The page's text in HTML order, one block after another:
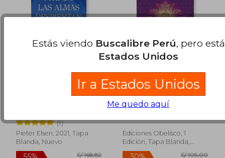
55% 55%
Pasadas y a la Vida
Entre Vidas
(1)
Pieter Elsen, 2021, Tapa
Blanda, Nuevo
Tercer Ojo
Ediciones Obelisco, 1
Edición, Tapa Blanda,
Nuevo
Estás viendo Buscalibre Perú, pero
Estados Unidos
Ir a Estados Unidos
Me quedo aquí